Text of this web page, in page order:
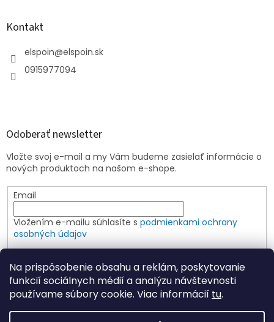
Na prispôsobenie obsahu a reklám, poskytovanie
funkcií sociálnych médií a analýzu návštevnosti
používame súbory cookie. Viac informácií tu.
Kontakt
elspoin@elspoin.sk
0915977094
Odoberať newsletter
Vložte svoj e-mail a my Vám budeme zasielať informácie o
nových produktoch na našom e-shope.
Email
Vložením e-mailu súhlasíte s podmienkami ochrany
osobných údajov
PRIHLÁSIŤ SA